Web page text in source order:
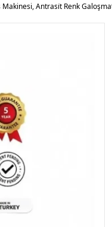
Makinesi, Antrasi̇t Renk